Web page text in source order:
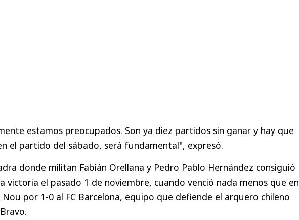
estamos preocupados. Son ya diez partidos sin ganar y hay que
el partido del sábado, será fundamental", expresó.
donde militan Fabián Orellana y Pedro Pablo Hernández consiguió
victoria el pasado 1 de noviembre, cuando venció nada menos que en
Nou por 1-0 al FC Barcelona, equipo que defiende el arquero chileno